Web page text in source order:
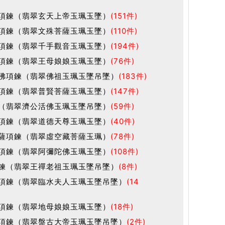
鍊（翡翠玄天上帝玉珮玉墜） (151件)
鍊（翡翠文殊菩薩玉珮玉墜） (110件)
鍊（翡翠千手觀音玉珮玉墜） (194件)
鍊（翡翠王母娘娘玉珮玉墜） (76件)
項鍊（翡翠佛祖玉珮玉墜吊墜） (183件)
鍊（翡翠普賢菩薩玉珮玉墜） (147件)
翡翠濟公活佛玉珮玉墜吊墜） (59件)
鍊（翡翠道德天尊玉珮玉墜） (40件)
項鍊（翡翠虛空藏菩薩玉珮） (78件)
鍊（翡翠阿彌陀佛玉珮玉墜） (108件)
（翡翠王禪老祖玉珮玉墜吊墜） (8件)
鍊（翡翠臨水夫人玉珮玉墜吊墜） (14
鍊（翡翠地母娘娘玉珮玉墜） (18件)
鍊（翡翠盤古大帝玉珮玉墜吊墜） (2件)